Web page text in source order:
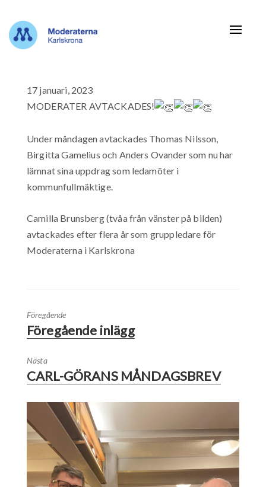
17 januari, 2023
MODERATER AVTACKADES!
Under måndagen avtackades Thomas Nilsson,
Birgitta Gamelius och Anders Ovander som nu har
lämnat sina uppdrag som ledamöter i
kommunfullmäktige.
Camilla Brunsberg (tvåa från vänster på bilden)
avtackades efter flera år som gruppledare för
Moderaterna i Karlskrona
Föregående
Föregående inlägg
Nästa
CARL-GÖRANS MÅNDAGSBREV